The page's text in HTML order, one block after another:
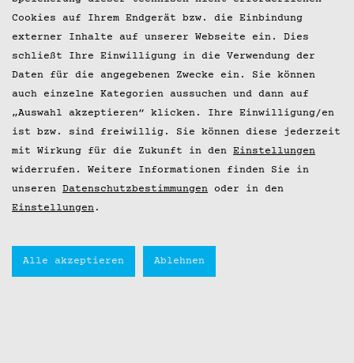
Cookies auf Ihrem Endgerät bzw. die Einbindung
externer Inhalte auf unserer Webseite ein. Dies
schließt Ihre Einwilligung in die Verwendung der
Daten für die angegebenen Zwecke ein. Sie können
auch einzelne Kategorien aussuchen und dann auf
„Auswahl akzeptieren“ klicken. Ihre Einwilligung/en
ist bzw. sind freiwillig. Sie können diese jederzeit
mit Wirkung für die Zukunft in den Einstellungen
widerrufen. Weitere Informationen finden Sie in
unseren Datenschutzbestimmungen oder in den
Einstellungen .
Alle akzeptieren Ablehnen